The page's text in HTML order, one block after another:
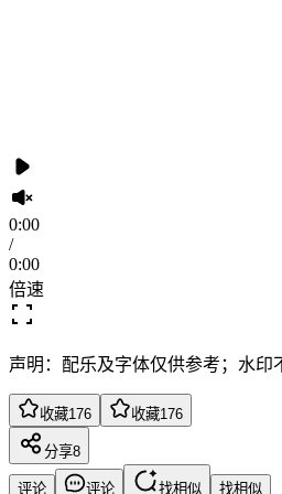
0:00
/
0:00
倍速
声明：配乐及字体仅供参考；水
收藏176 收藏176
分享8
评论 评论 找相似 找相似